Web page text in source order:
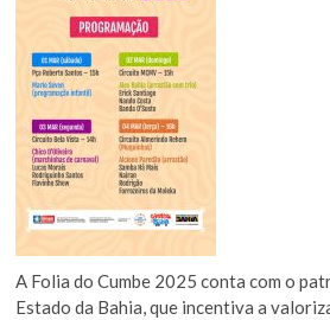
A Folia do Cumbe 2025 conta com o
Estado da Bahia, que incentiva a